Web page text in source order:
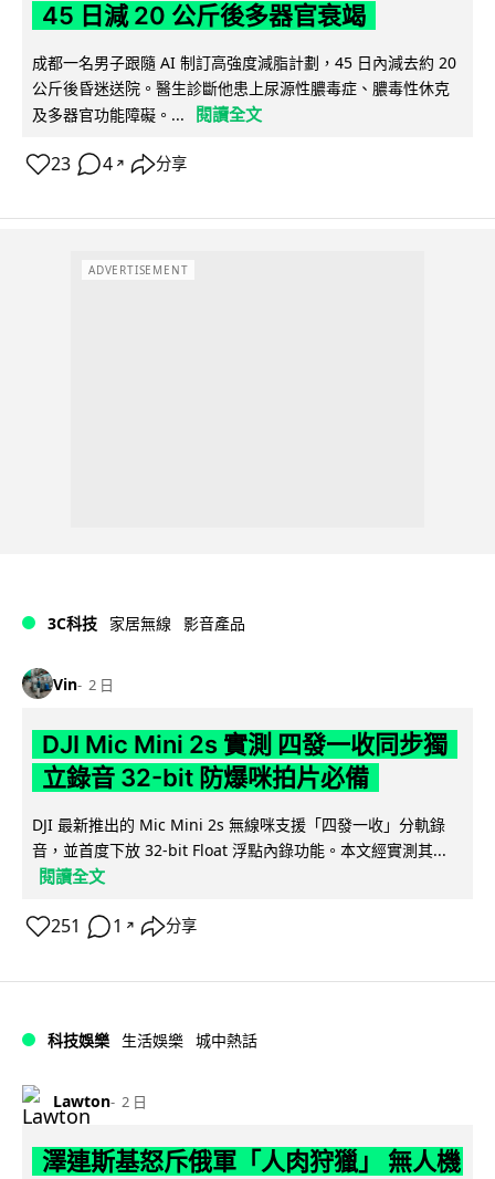
45 日減 20 公斤後多器官衰竭
成都一名男子跟隨 AI 制訂高強度減脂計劃，45 日內減去約 20
公斤後昏迷送院。醫生診斷他患上尿源性膿毒症、膿毒性休克
及多器官功能障礙。...
閱讀全文
23 4 ↗ 分享
ADVERTISEMENT
3C科技 家居無線 影音產品
Vin 2 日
DJI Mic Mini 2s 實測 四發一收同步獨
立錄音 32-bit 防爆咪拍片必備
DJI 最新推出的 Mic Mini 2s 無線咪支援「四發一收」分軌錄
音，並首度下放 32-bit Float 浮點內錄功能。本文經實測其...
閱讀全文
251 1 ↗ 分享
科技娛樂 生活娛樂 城中熱話
Lawton 2 日
澤連斯基怒斥俄軍「人肉狩獵」 無人機